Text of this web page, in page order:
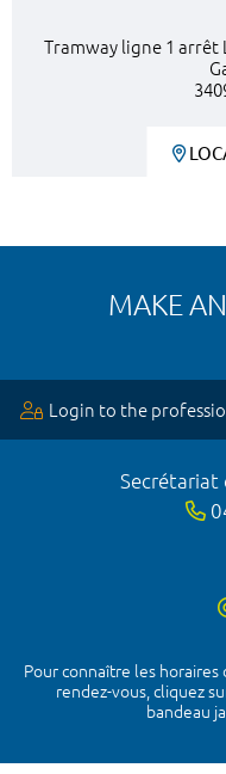
Tramway ligne 1 arrêt
MAKE
Login to the
Secrétariat
Pour connaître les
rendez-vous, cliquez
bandeau